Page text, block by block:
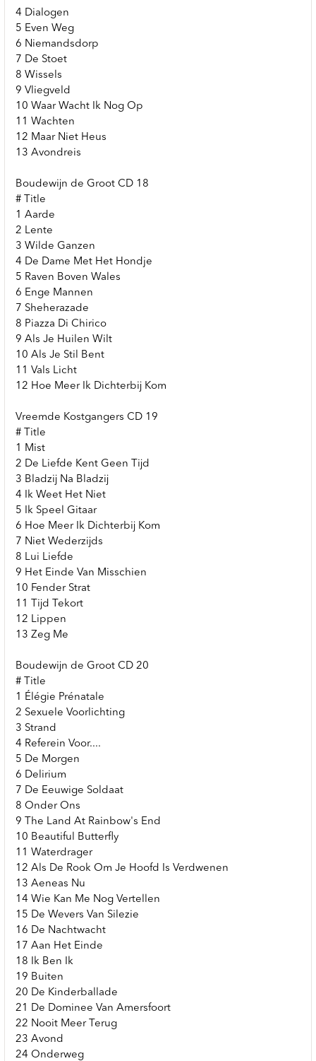
4 Dialogen
5 Even Weg
6 Niemandsdorp
7 De Stoet
8 Wissels
9 Vliegveld
10 Waar Wacht Ik Nog Op
11 Wachten
12 Maar Niet Heus
13 Avondreis
Boudewijn de Groot CD 18
# Title
1 Aarde
2 Lente
3 Wilde Ganzen
4 De Dame Met Het Hondje
5 Raven Boven Wales
6 Enge Mannen
7 Sheherazade
8 Piazza Di Chirico
9 Als Je Huilen Wilt
10 Als Je Stil Bent
11 Vals Licht
12 Hoe Meer Ik Dichterbij Kom
Vreemde Kostgangers CD 19
# Title
1 Mist
2 De Liefde Kent Geen Tijd
3 Bladzij Na Bladzij
4 Ik Weet Het Niet
5 Ik Speel Gitaar
6 Hoe Meer Ik Dichterbij Kom
7 Niet Wederzijds
8 Lui Liefde
9 Het Einde Van Misschien
10 Fender Strat
11 Tijd Tekort
12 Lippen
13 Zeg Me
Boudewijn de Groot CD 20
# Title
1 Élégie Prénatale
2 Sexuele Voorlichting
3 Strand
4 Referein Voor....
5 De Morgen
6 Delirium
7 De Eeuwige Soldaat
8 Onder Ons
9 The Land At Rainbow's End
10 Beautiful Butterfly
11 Waterdrager
12 Als De Rook Om Je Hoofd Is Verdwenen
13 Aeneas Nu
14 Wie Kan Me Nog Vertellen
15 De Wevers Van Silezie
16 De Nachtwacht
17 Aan Het Einde
18 Ik Ben Ik
19 Buiten
20 De Kinderballade
21 De Dominee Van Amersfoort
22 Nooit Meer Terug
23 Avond
24 Onderweg